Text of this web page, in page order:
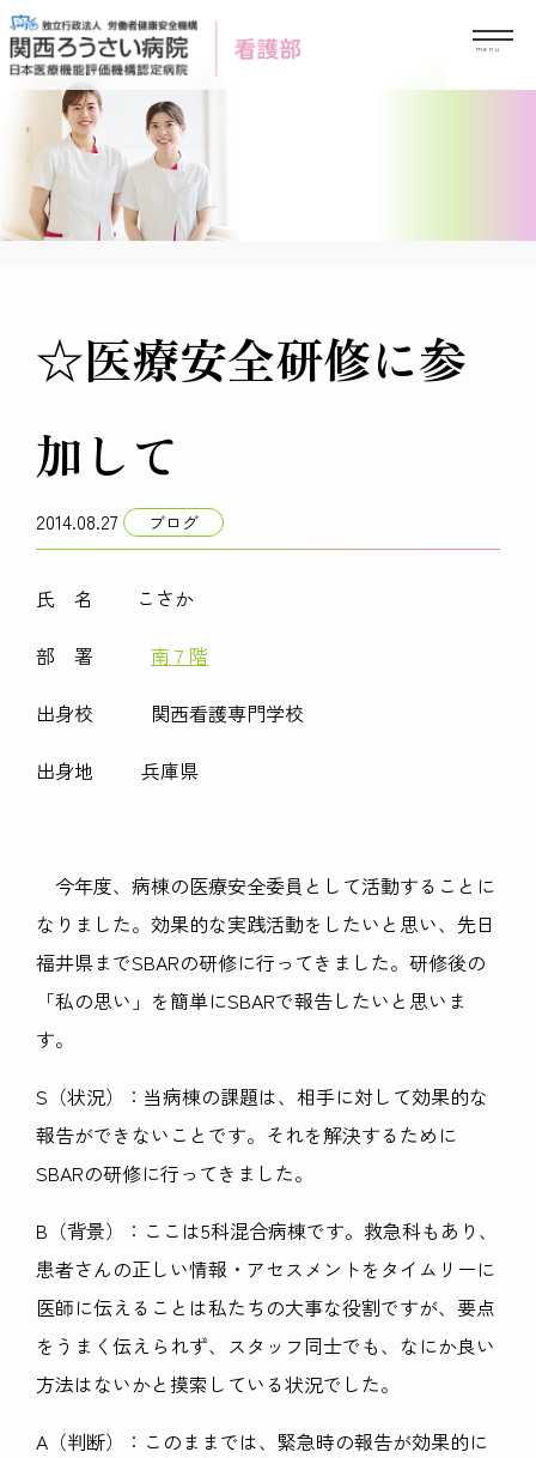
Skip
to
content
☆医療安全研修に参
加して
2014.08.27 ブログ
氏 名 こさか
部 署 南７階
出身校 関西看護専門学校
出身地 兵庫県
今年度、病棟の医療安全委員として活動することに
なりました。効果的な実践活動をしたいと思い、先日
福井県までSBARの研修に行ってきました。研修後の
「私の思い」を簡単にSBARで報告したいと思いま
す。
S（状況）：当病棟の課題は、相手に対して効果的な
報告ができないことです。それを解決するために
SBARの研修に行ってきました。
B（背景）：ここは5科混合病棟です。救急科もあり、
患者さんの正しい情報・アセスメントをタイムリーに
医師に伝えることは私たちの大事な役割ですが、要点
をうまく伝えられず、スタッフ同士でも、なにか良い
方法はないかと摸索している状況でした。
A（判断）：このままでは、緊急時の報告が効果的に